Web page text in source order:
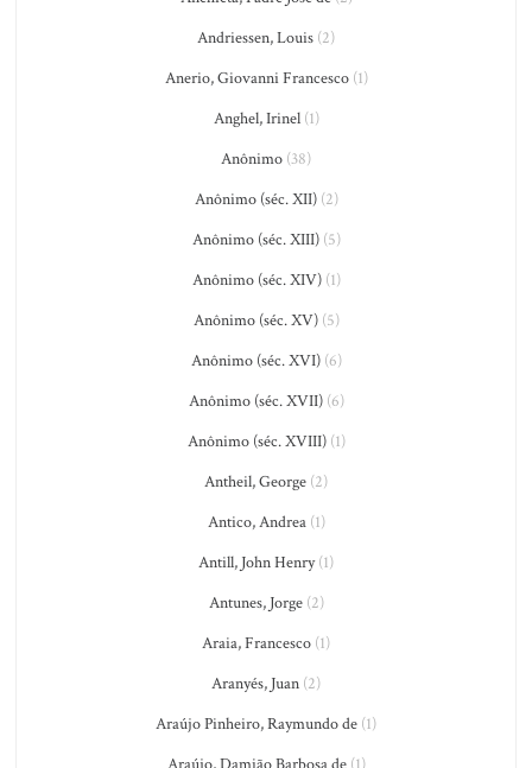
Andriessen, Louis (2)
Anerio, Giovanni Francesco(1)
Anghel, Irinel(1)
Anônimo (38)
Anônimo (séc. XII)(2)
Anônimo (séc. XIII)(5)
Anônimo (séc. XIV)(1)
Anônimo (séc. XV)(5)
Anônimo (séc. XVI)(6)
Anônimo (séc. XVII)(6)
Anônimo (séc. XVIII)(1)
Antheil, George (2)
Antico, Andrea(1)
Antill, John Henry(1)
Antunes, Jorge(2)
Araia, Francesco (1)
Aranyés, Juan (2)
Araújo Pinheiro, Raymundo de (1)